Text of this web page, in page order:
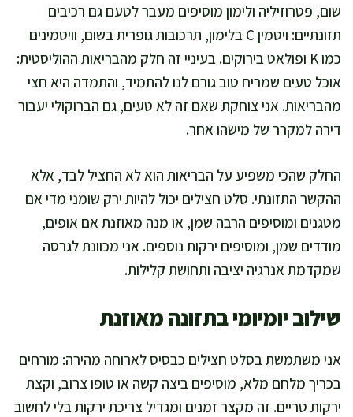
שום, פטרוזיליה ולימון מוסיפים מעבר לטעם גם רכיבים
תזונתיים: ויטמין C בלימון, תרכובות גופרית בשום, וויטמינים
כמו K ופולאט בירוקים. בעיניי זה חלק מהבריאות ההוליסטית:
אוכל טעים שמריח טוב גורם לנו להתמיד, והתמדה היא חצי
מהבריאות. אני צוחקת שאם זה לא טעים, גם הברוקולי יעבור
דירה למקרר של מישהו אחר.
החלק שהכי משפיע על הבריאות הוא לא החציל לבד, אלא
ההקשר התזונתי. סלט חצילים יכול להיות ירק שומני מדי אם
מטגנים ומוסיפים הרבה שמן, או מנה מאוזנת אם אופים,
מודדים שמן, ומוסיפים ירקות נוספים. אני מכוונת לגרסה
שמקדמת אנרגיה יציבה ותחושת קלילות.
שילוב יומיומי בתזונה מאוזנת
אני משתמשת בסלט חצילים כבסיס לארוחה מהירה: מורחים
בכריך מלחם מלא, מוסיפים ביצה קשה או טופו צרוב, וקצת
ירקות טריים. זה מקצר זמנים ומגדיל צריכת ירקות בלי לחשוב